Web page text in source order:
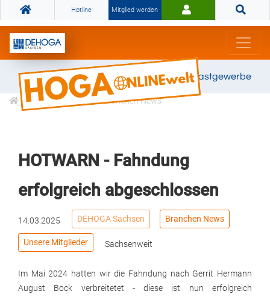
Hotline Mitglied werden
Gemeinsam stark für das Gastgewerbe
Informationen Branchen News
HOTWARN - Fahndung
erfolgreich abgeschlossen
14.03.2025 DEHOGA Sachsen Branchen News
Unsere Mitglieder Sachsenweit
Im Mai 2024 hatten wir die Fahndung nach Gerrit Hermann
August Bock verbreitetet - diese ist nun erfolgreich